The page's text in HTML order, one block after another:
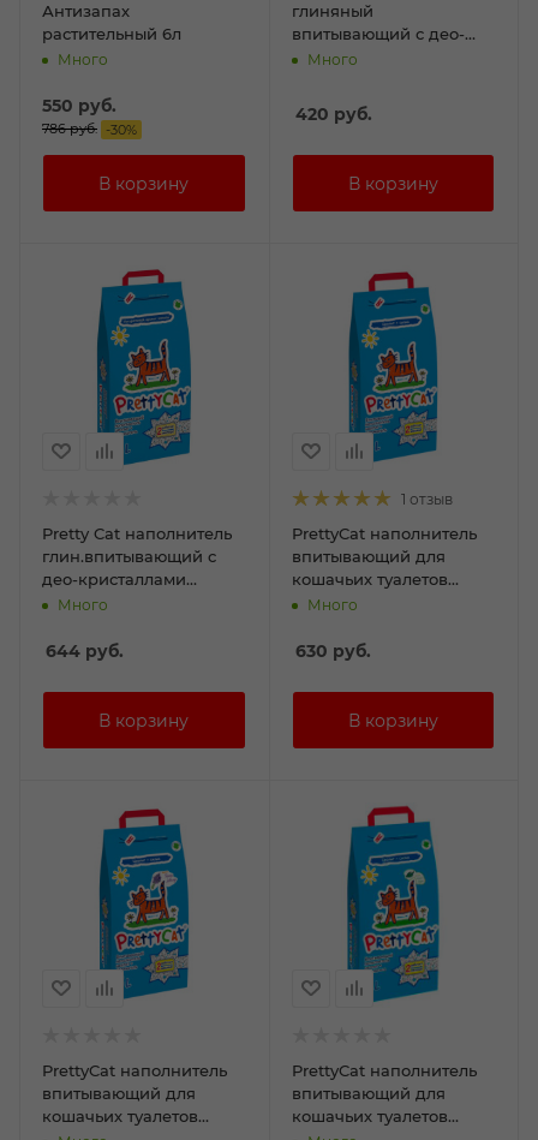
Антизапах
растительный 6л
Много
550 руб.
786руб. -30%
глиняный
впитывающий с део-
кристаллами "Aroma
Много
420 руб.
Pretty Cat наполнитель
глин.впитывающий с
део-кристаллами
"Aroma Fruit" 4кг (8л)
Много
644 руб.
1 отзыв
PrettyCat наполнитель
впитывающий для
кошачьих туалетов
"Naturel" 4 кг (8 л)
Много
630 руб.
PrettyCat наполнитель
впитывающий для
кошачьих туалетов
PrettyCat наполнитель
впитывающий для
кошачьих туалетов